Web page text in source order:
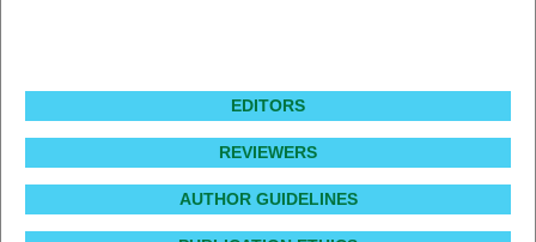
EDITORS
REVIEWERS
AUTHOR GUIDELINES